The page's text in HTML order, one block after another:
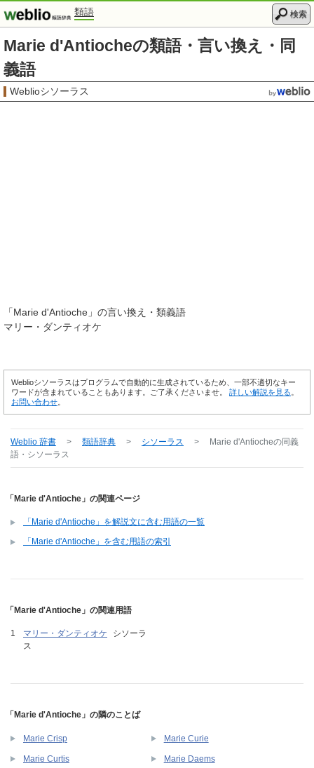
類語 検索
Marie d'Antiocheの類語・言い換え・同
義語
Weblioシソーラス
「Marie d'Antioche 」の言い換え・類義語
マリー・ダンティオケ
Weblioシソーラスはプログラムで自動的に生成されているため、一部不適切なキー
ワードが含まれていることもあります。ご了承くださいませ。 詳しい解説を見る
お問い合わせ
Weblio 辞書 > 類語辞典 > シソーラス > Marie d'Antiocheの同義
語・シソーラス
「Marie d'Antioche」の関連ページ
「Marie d'Antioche」を解説文に含む用語の一覧
「Marie d'Antioche」を含む用語の索引
「Marie d'Antioche」の関連用語
マリー・ダンティオケ
シソーラ
ス
「Marie d'Antioche」の隣のことば
Marie Crisp Marie Curie
Marie Curtis Marie Daems